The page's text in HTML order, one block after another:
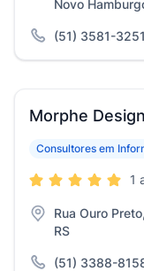
Novo
(51) 3581-3251
Morphe Design
Consultores em
1
Rua Ouro
RS
(51) 3388-